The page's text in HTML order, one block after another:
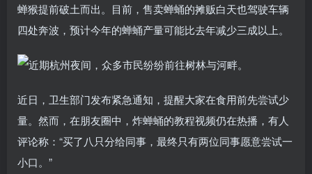
蝉猴提前破土而出。目前，售卖蝉蛹的摊贩白天也驾驶车辆
四处奔波，预计今年的蝉蛹产量可能比去年减少三成以上。
近日，卫生部门发布紧急通知，提醒大家在食用前先尝试少
量。然而，在朋友圈中，炸蝉蛹的教程视频仍在热播，有人
评论称：“买了八只分给同事，最终只有两位同事愿意尝试一
小口。”